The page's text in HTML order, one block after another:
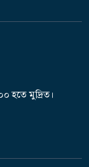
হতে মুদ্রিত।